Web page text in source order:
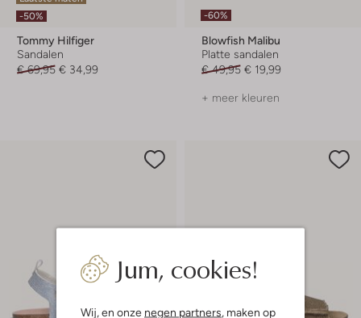
Jum, cookies!
Wij, en onze negen partners, maken op
-50%
Tommy Hilfiger
Sandalen
€ 69,95 € 34,99
-60%
Blowfish Malibu
Platte sandalen
€ 49,95 € 19,99
+ meer kleuren